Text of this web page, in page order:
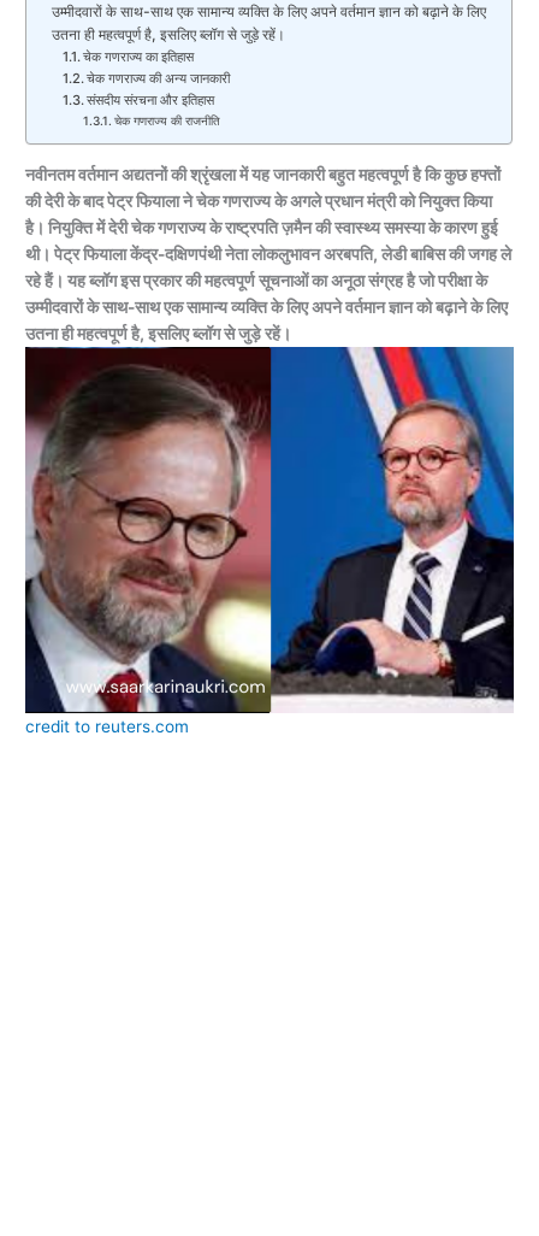
उम्मीदवारों के साथ-साथ एक सामान्य व्यक्ति के लिए अपने वर्तमान ज्ञान को बढ़ाने के लिए
उतना ही महत्वपूर्ण है, इसलिए ब्लॉग से जुड़े रहें।
चेक गणराज्य का इतिहास
चेक गणराज्य की अन्य जानकारी
संसदीय संरचना और इतिहास
चेक गणराज्य की राजनीति
नवीनतम वर्तमान अद्यतनों की श्रृंखला में यह जानकारी बहुत महत्वपूर्ण है कि कुछ हफ्तों
की देरी के बाद पेट्र फियाला ने चेक गणराज्य के अगले प्रधान मंत्री को नियुक्त किया
है। नियुक्ति में देरी चेक गणराज्य के राष्ट्रपति ज़मैन की स्वास्थ्य समस्या के कारण हुई
थी। पेट्र फियाला केंद्र-दक्षिणपंथी नेता लोकलुभावन अरबपति, लेडी बाबिस की जगह ले
रहे हैं। यह ब्लॉग इस प्रकार की महत्वपूर्ण सूचनाओं का अनूठा संग्रह है जो परीक्षा के
उम्मीदवारों के साथ-साथ एक सामान्य व्यक्ति के लिए अपने वर्तमान ज्ञान को बढ़ाने के लिए
उतना ही महत्वपूर्ण है, इसलिए ब्लॉग से जुड़े रहें।
credit to reuters.com